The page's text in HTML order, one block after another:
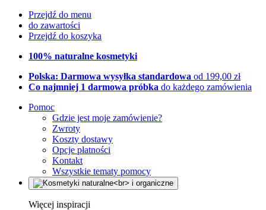
Przejdź do menu
do zawartości
Przejdź do koszyka
100% naturalne kosmetyki
Polska: Darmowa wysyłka standardowa od 199,00 zł
Co najmniej 1 darmowa próbka do każdego zamówienia
Pomoc
Gdzie jest moje zamówienie?
Zwroty
Koszty dostawy
Opcje płatności
Kontakt
Wszystkie tematy pomocy
Więcej inspiracji